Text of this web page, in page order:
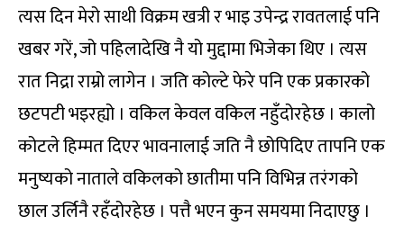
त्यस दिन मेरो साथी विक्रम खत्री र भाइ उपेन्द्र रावतलाई पनि
खबर गरें, जो पहिलादेखि नै यो मुद्दामा भिजेका थिए । त्यस
रात निद्रा राम्रो लागेन । जति कोल्टे फेरे पनि एक प्रकारको
छटपटी भइरह्यो । वकिल केवल वकिल नहुँदोरहेछ । कालो
कोटले हिम्मत दिएर भावनालाई जति नै छोपिदिए तापनि एक
मनुष्यको नाताले वकिलको छातीमा पनि विभिन्न तरंगको
छाल उर्लिनै रहँदोरहेछ । पत्तै भएन कुन समयमा निदाएछु ।